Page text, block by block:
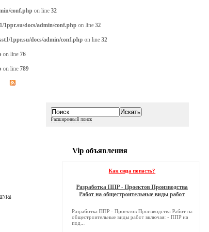
conf.php on line 32
1ppr.su/docs/admin/conf.php on line 32
1ppr.su/docs/admin/conf.php on line 32
on line 76
on line 789
Расширенный поиск
Vip объявления
Как сюда попасть?
Разработка ППР - Проектов Производства
Работ на общестроительные виды работ
Разработка ППР - Проектов Производства Работ на
общестроительные виды работ включая: - ППР на
под...